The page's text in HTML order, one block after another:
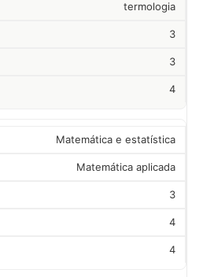
termologia
3
3
4
Matemática e estatística
Matemática aplicada
3
4
4